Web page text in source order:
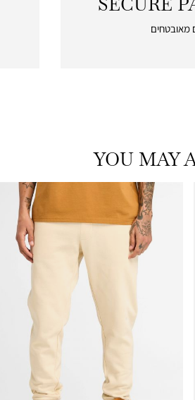
|
payments
מאובטחים
YOU MAY